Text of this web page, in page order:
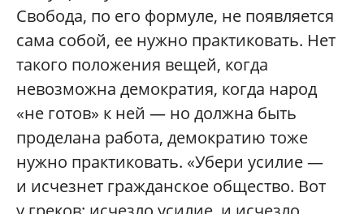
Свобода, по его формуле, не появляется
сама собой, ее нужно практиковать. Нет
такого положения вещей, когда
невозможна демократия, когда народ
«не готов» к ней — но должна быть
проделана работа, демократию тоже
нужно практиковать. «Убери усилие —
и исчезнет гражданское общество. Вот